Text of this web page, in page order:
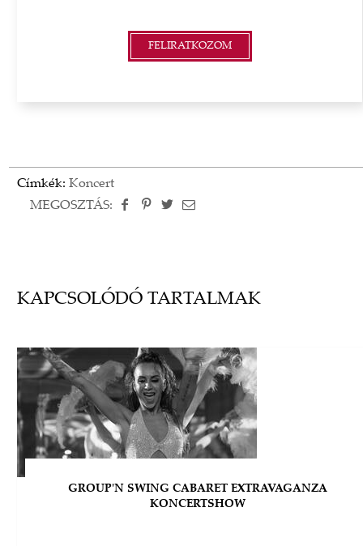
FELIRATKOZOM
Címkék: Koncert
MEGOSZTÁS:
KAPCSOLÓDÓ TARTALMAK
GROUP'N SWING CABARET EXTRAVAGANZA
KONCERTSHOW